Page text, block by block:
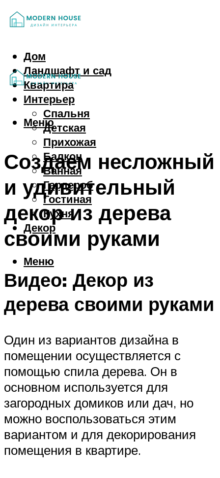
Дом
Ландшафт и сад
Квартира
Интерьер
Спальня
Детская
Прихожая
Балкон
Ванная
Гардероб
Гостиная
Кухня
Декор
Меню
Меню
Создаем несложный
и удивительный
декор из дерева
своими руками
Видео: Декор из
дерева своими руками
Один из вариантов дизайна в
помещении осуществляется с
помощью спила дерева. Он в
основном используется для
загородных домиков или дач, но
можно воспользоваться этим
вариантом и для декорирования
помещения в квартире.